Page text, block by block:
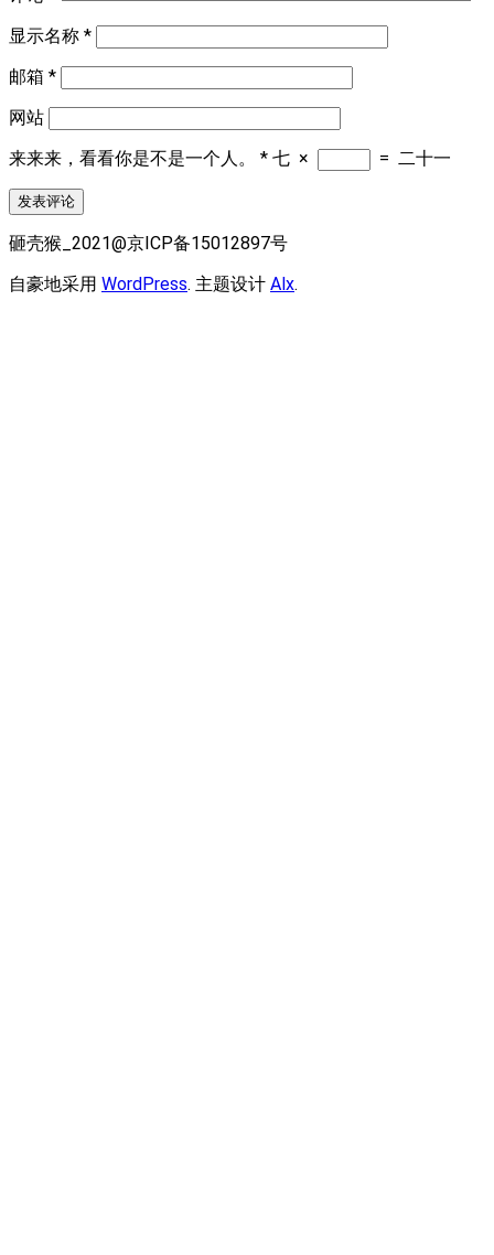
显示名称 *
邮箱 *
网站
来来来，看看你是不是一个人。
* 七 × = 二十一
砸壳猴_2021@京ICP备15012897号
自豪地采用 WordPress. 主题设计 Alx.